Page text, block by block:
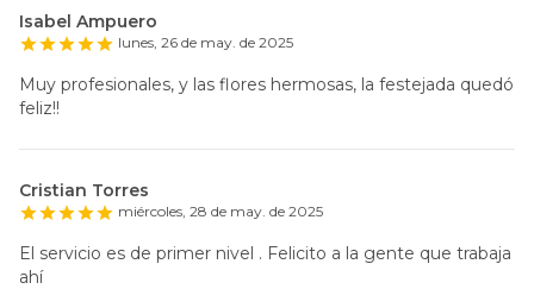
Isabel Ampuero
lunes, 26 de may. de 2025
Muy profesionales, y las flores hermosas, la festejada quedó
feliz!!
Cristian Torres
miércoles, 28 de may. de 2025
El servicio es de primer nivel . Felicito a la gente que trabaja
ahí